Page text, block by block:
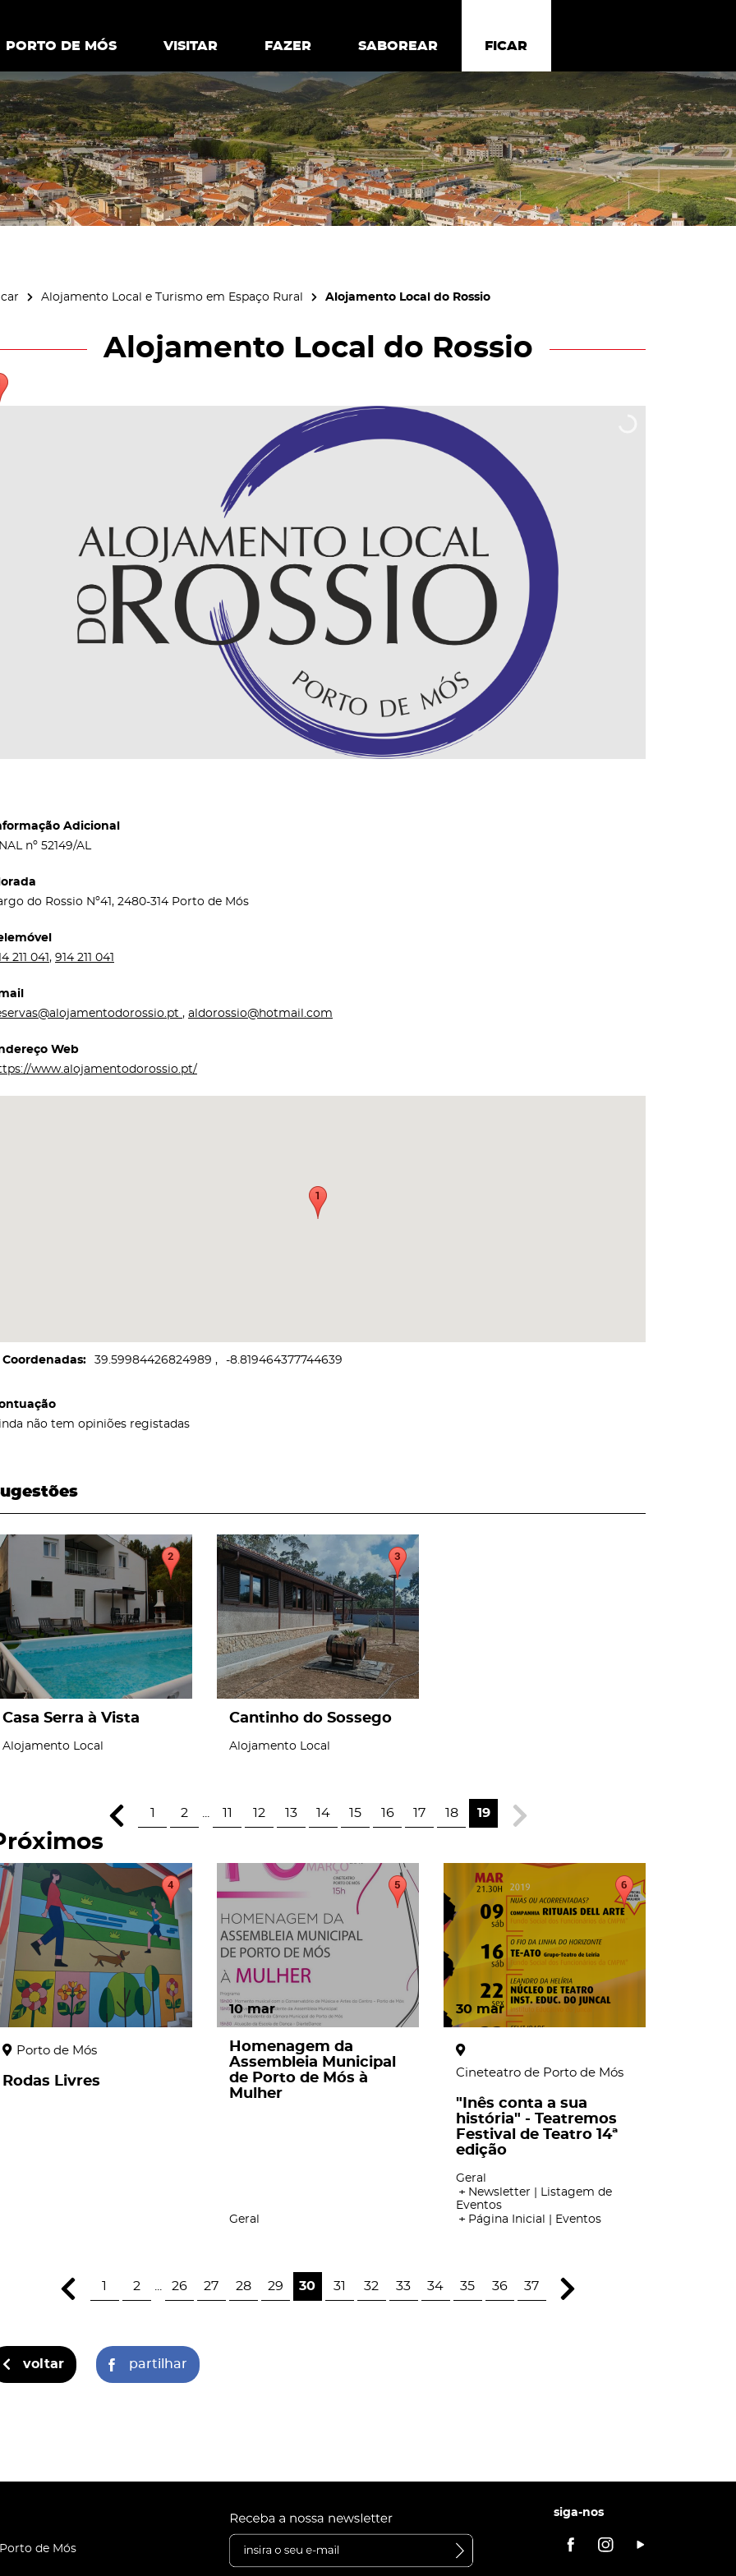
PORTO DE MÓS
VISITAR FAZER SABOREAR FICAR
PORTO DE MÓS VISITAR FAZER SABOREAR FICAR
Alojamento Local e Turismo em Espaço Rural Alojamento Local do Rossio
Alojamento Local do Rossio
Adicional
nº 52149/AL
do Rossio Nº41, 2480-314 Porto de Mós
211 041, 914 211 041
, aldorossio@hotmail.com
Web
www.alojamentodorossio.pt/
Coordenadas 39.59984426824989 -8.819464377744639
não tem opiniões registadas
Casa Serra à Vista
Alojamento Local
page
Cantinho do Sossego
Alojamento Local
1 2 11 12 13 14 15 16 17 18 19
Porto de Mós
Rodas Livres
10 mar
Homenagem da
Assembleia Municipal
de Porto de Mós à
Mulher
Geral
30 mar
Cineteatro de Porto de Mós
"Inês conta a sua
história" - Teatremos
Festival de Teatro 14ª
edição
Geral
Newsletter | Listagem de
Eventos
Página Inicial | Eventos
1 2 26 27 28 29 30 31 32 33 34 35 36 37
voltar partilhar
de Mós
siga-nos